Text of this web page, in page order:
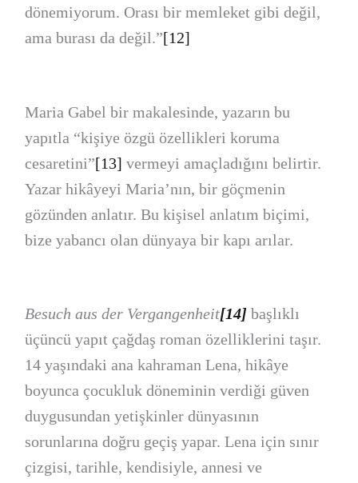
dönemiyorum. Orası bir memleket gibi değil,
ama burası da değil.”[12]
Maria Gabel bir makalesinde, yazarın bu
yapıtla “kişiye özgü özellikleri koruma
cesaretini”[13] vermeyi amaçladığını belirtir.
Yazar hikâyeyi Maria’nın, bir göçmenin
gözünden anlatır. Bu kişisel anlatım biçimi,
bize yabancı olan dünyaya bir kapı arılar.
Besuch aus der Vergangenheit[14] başlıklı
üçüncü yapıt çağdaş roman özelliklerini taşır.
14 yaşındaki ana kahraman Lena, hikâye
boyunca çocukluk döneminin verdiği güven
duygusundan yetişkinler dünyasının
sorunlarına doğru geçiş yapar. Lena için sınır
çizgisi, tarihle, kendisiyle, annesi ve